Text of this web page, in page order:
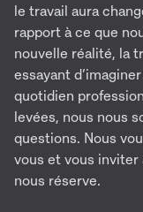
le travail aura
rapport à ce que
nouvelle réalité, la
essayant
quotidien
levées, nous nous
questions. Nous
vous et vous inviter
nous réserve.